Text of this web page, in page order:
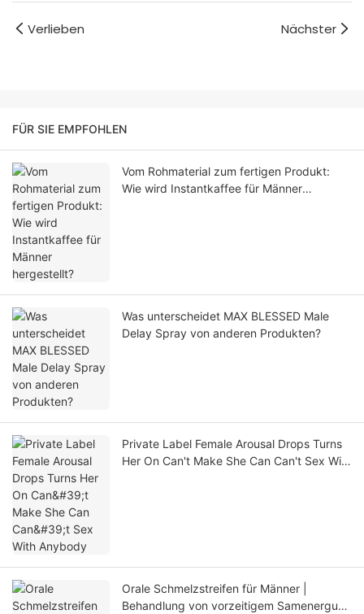
Verlieben Nächster
FÜR SIE EMPFOHLEN
Vom Rohmaterial zum fertigen Produkt:
Wie wird Instantkaffee für Männer
Was unterscheidet MAX BLESSED Male
Delay Spray von anderen Produkten?
Private Label Female Arousal Drops Turns
Her On Can't Make She Can Can't Sex With
Orale Schmelzstreifen für Männer |
Behandlung von vorzeitigem Samenerguss